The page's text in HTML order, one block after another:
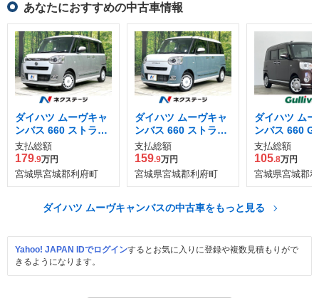
あなたにおすすめの中古車情報
ダイハツ ムーヴキャ
ンバス 660 ストライ
プス Gターボ ecoID
LE非装着車
支払総額
179.9万円
宮城県宮城郡利府町
ダイハツ ムーヴキャ
ンバス 660 ストライ
プス G
支払総額
159.9万円
宮城県宮城郡利府町
ダイハツ ム
ンバス 660 G
アップ SAIII
支払総額
105.8万円
宮城県宮城郡
ダイハツ ムーヴキャンバスの中古車をもっと見る
Yahoo! JAPAN IDでログインするとお気に入りに登録や複数見積もりがで
きるようになります。